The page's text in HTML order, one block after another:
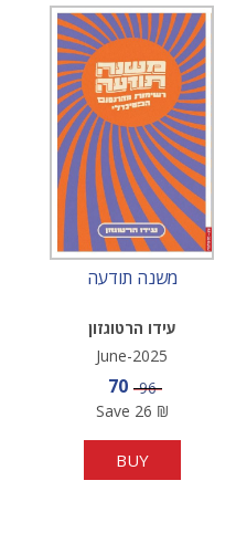
משנה תודעה
עידו הרטוגזון
June-2025
Sale price
70 Price
96
Save 26 ₪
BUY